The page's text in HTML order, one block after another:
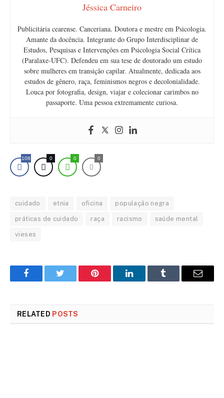
Jéssica Carneiro
Publicitária cearense. Canceriana. Doutora e mestre em Psicologia.
Amante da docência. Integrante do Grupo Interdisciplinar de
Estudos, Pesquisas e Intervenções em Psicologia Social Crítica
(Paralaxe-UFC). Defendeu em sua tese de doutorado um estudo
sobre mulheres em transição capilar. Atualmente, dedicada aos
estudos de gênero, raça, feminismos negros e decolonialidade.
Louca por fotografia, design, viajar e colecionar carimbos no
passaporte. Uma pessoa extremamente curiosa.
108 0 0 0
cuidado etnia oficina população negra
práticas de cuidado raça racismo saúde mental
vieses
FacebookTwitter Pinterest LinkedInTumblr Email
RELATED POSTS